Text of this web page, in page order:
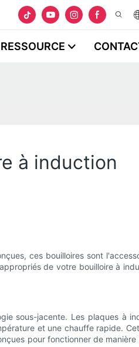
RESSOURCE
à induction
ces bouilloires sont
de votre bouilloire à
sous-jacente. Les plaques à
et une chauffe rapide.
pour fonctionner de